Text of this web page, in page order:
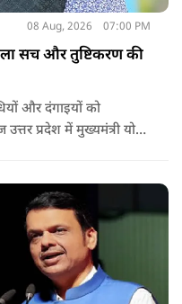
08 Aug, 2026 07:00 PM
सच और तुष्टिकरण की
और दंगाइयों को
प्रदेश में मुख्यमंत्री योगी
और सुरक्षा से खिलवाड़